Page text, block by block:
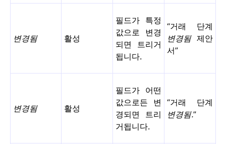
변경됨 활성
필드가 특정
값으로 변경
되면 트리거
됩니다.
“거래 단계
변경됨제안
서”
변경됨 활성
필드가 어떤
값으로든 변
경되면 트리
거됩니다.
“거래 단계
변경됨.”